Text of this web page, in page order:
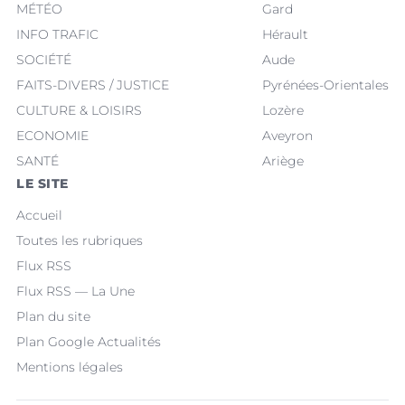
MÉTÉO
INFO TRAFIC
SOCIÉTÉ
FAITS-DIVERS / JUSTICE
CULTURE & LOISIRS
ECONOMIE
SANTÉ
Gard
Hérault
Aude
Pyrénées-Orientales
Lozère
Aveyron
Ariège
LE SITE
Accueil
Toutes les rubriques
Flux RSS
Flux RSS — La Une
Plan du site
Plan Google Actualités
Mentions légales